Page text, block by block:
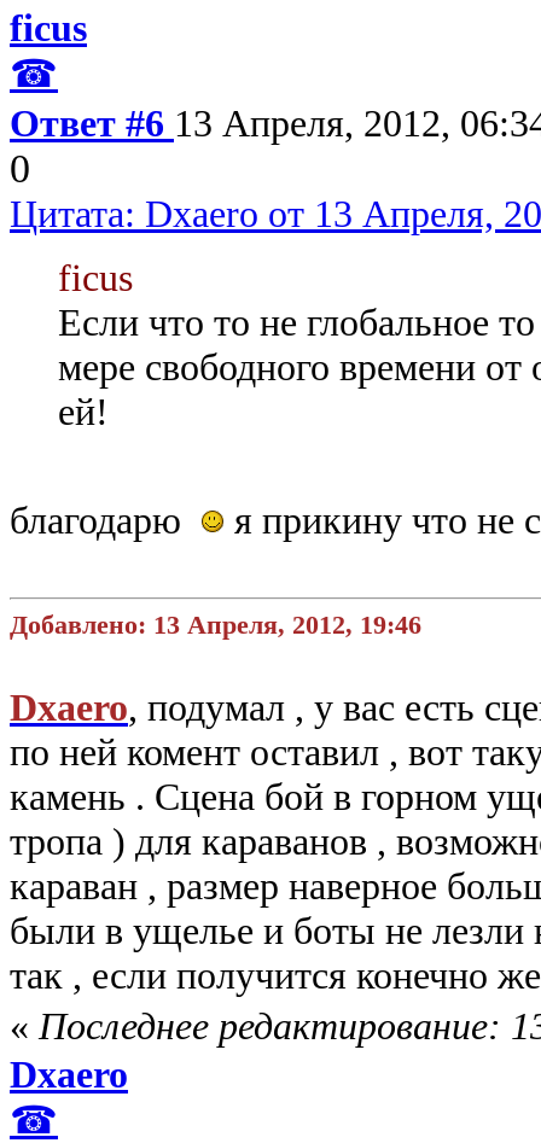
ficus
☎
Ответ #6 13 Апреля, 2012,
0
Цитата: Dxaero от 13 Апреля,
ficus
Если что то не глобальное
мере свободного времени
ей!
благодарю я прикину что
Добавлено: 13 Апреля, 2012, 19:46
Dxaero, подумал , у вас есть
по ней комент оставил , вот
камень . Сцена бой в горном
тропа ) для караванов ,
караван , размер наверное
были в ущелье и боты не
так , если получится конечно
« Последнее редактирование:
Dxaero
☎